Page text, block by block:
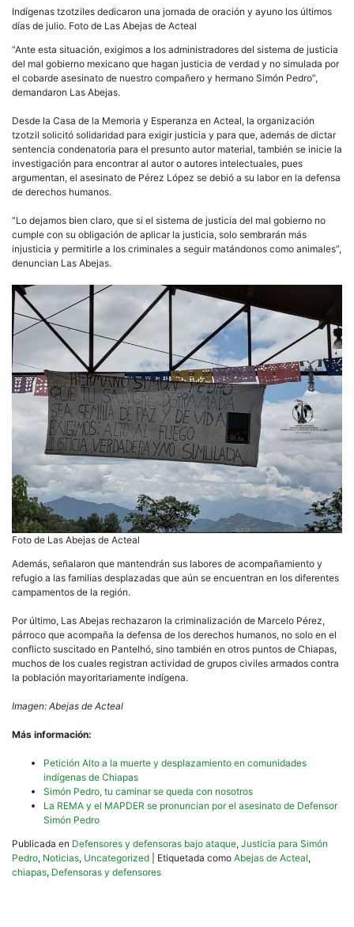
Indígenas tzotziles dedicaron una jornada de oración y ayuno los últimos
días de julio. Foto de Las Abejas de Acteal
“Ante esta situación, exigimos a los administradores del sistema de justicia
del mal gobierno mexicano que hagan justicia de verdad y no simulada por
el cobarde asesinato de nuestro compañero y hermano Simón Pedro”,
demandaron Las Abejas.
Desde la Casa de la Memoria y Esperanza en Acteal, la organización
tzotzil solicitó solidaridad para exigir justicia y para que, además de dictar
sentencia condenatoria para el presunto autor material, también se inicie la
investigación para encontrar al autor o autores intelectuales, pues
argumentan, el asesinato de Pérez López se debió a su labor en la defensa
de derechos humanos.
“Lo dejamos bien claro, que si el sistema de justicia del mal gobierno no
cumple con su obligación de aplicar la justicia, solo sembrarán más
injusticia y permitirle a los criminales a seguir matándonos como animales”,
denuncian Las Abejas.
Foto de Las Abejas de Acteal
Además, señalaron que mantendrán sus labores de acompañamiento y
refugio a las familias desplazadas que aún se encuentran en los diferentes
campamentos de la región.
Por último, Las Abejas rechazaron la criminalización de Marcelo Pérez,
párroco que acompaña la defensa de los derechos humanos, no solo en el
conflicto suscitado en Pantelhó, sino también en otros puntos de Chiapas,
muchos de los cuales registran actividad de grupos civiles armados contra
la población mayoritariamente indígena.
Imagen: Abejas de Acteal
Más información:
Petición Alto a la muerte y desplazamiento en comunidades
indígenas de Chiapas
Simón Pedro, tu caminar se queda con nosotros
La REMA y el MAPDER se pronuncian por el asesinato de Defensor
Simón Pedro
Publicada en Defensores y defensoras bajo ataque, Justicia para Simón
Pedro, Noticias, Uncategorized Etiquetada como Abejas de Acteal,
chiapas, Defensoras y defensores